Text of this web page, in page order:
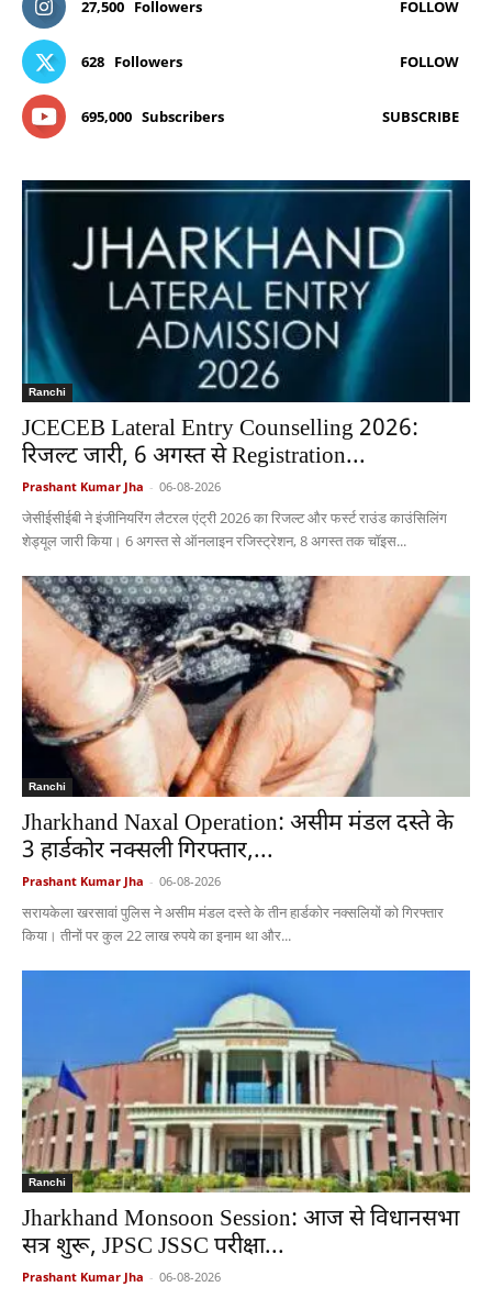
27,500 Followers FOLLOW
628 Followers FOLLOW
695,000 Subscribers SUBSCRIBE
Ranchi
JCECEB Lateral Entry Counselling 2026:
रिजल्ट जारी, 6 अगस्त से Registration...
Prashant Kumar Jha - 06-08-2026
जेसीईसीईबी ने इंजीनियरिंग लैटरल एंट्री 2026 का रिजल्ट और फर्स्ट राउंड काउंसिलिंग
शेड्यूल जारी किया। 6 अगस्त से ऑनलाइन रजिस्ट्रेशन, 8 अगस्त तक चॉइस...
Ranchi
Jharkhand Naxal Operation: असीम मंडल दस्ते के
3 हार्डकोर नक्सली गिरफ्तार,...
Prashant Kumar Jha - 06-08-2026
सरायकेला खरसावां पुलिस ने असीम मंडल दस्ते के तीन हार्डकोर नक्सलियों को गिरफ्तार
किया। तीनों पर कुल 22 लाख रुपये का इनाम था और...
Ranchi
Jharkhand Monsoon Session: आज से विधानसभा
सत्र शुरू, JPSC JSSC परीक्षा...
Prashant Kumar Jha - 06-08-2026